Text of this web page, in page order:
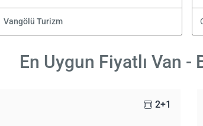
Vangölü Turizm
En Uygun Fiyatlı Van
2+1